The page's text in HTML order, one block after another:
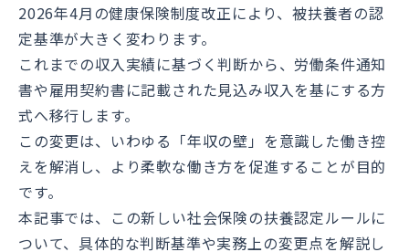
2026年4月の健康保険制度改正により、被扶養者の認
定基準が大きく変わります。
これまでの収入実績に基づく判断から、労働条件通知
書や雇用契約書に記載された見込み収入を基にする方
式へ移行します。
この変更は、いわゆる「年収の壁」を意識した働き控
えを解消し、より柔軟な働き方を促進することが目的
です。
本記事では、この新しい社会保険の扶養認定ルールに
ついて、具体的な判断基準や実務上の変更点を解説し